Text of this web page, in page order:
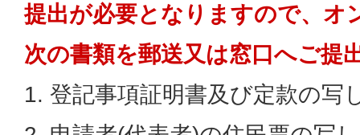
提出が必要となりますので、オ
次の書類を郵送又は窓口へご提
1. 登記事項証明書及び定款の写